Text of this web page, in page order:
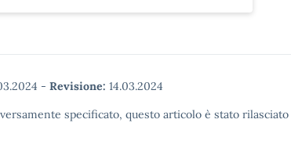
- Revisione: 14.03.2024
specificato, questo articolo è stato